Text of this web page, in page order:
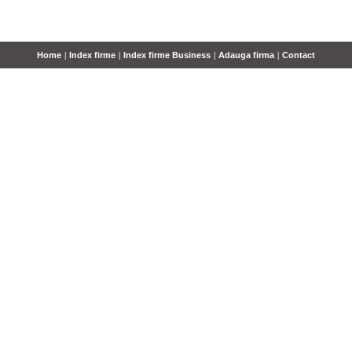
Home | Index firme | Index firme Business | Adauga firma | Contact